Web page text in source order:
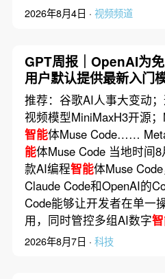
2026年8月4日 · 视频频道
GPT周报｜OpenAI为
用户默认提供最新入门
GPT-5.6 Luna；阿里发
2.4万亿参数大模型
Qwen3.8；DeepSeek
即将涨价
推荐：谷歌AI人事大变动
视频模型MiniMaxH3开源
智能体Muse Code……
能体Muse Code 当地时间
款AI编程智能体Muse
Claude Code和OpenAI的
Code能够让开发者在单一
用，同时管控多组AI数字
2026年8月7日 · 科技